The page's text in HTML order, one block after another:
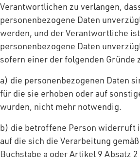
Verantwortlichen zu verlangen,
personenbezogene Daten
werden, und der Verantwortliche
personenbezogene Daten
sofern einer der folgenden Gründe
a) die personenbezogenen Daten
für die sie erhoben oder auf
wurden, nicht mehr notwendig.
b) die betroffene Person widerruft
auf die sich die Verarbeitung
Buchstabe a oder Artikel 9 Absatz